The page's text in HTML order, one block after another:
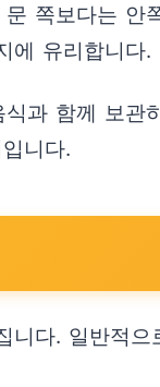
쪽보다는
에 유리합니다.
과 함께 보관
니다.
니다. 일반적